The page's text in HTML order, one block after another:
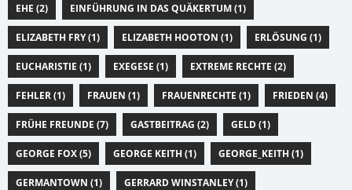
EHE (2) EINFÜHRUNG IN DAS QUÄKERTUM (1)
ELIZABETH FRY (1) ELIZABETH HOOTON (1) ERLÖSUNG (1)
EUCHARISTIE (1) EXEGESE (1) EXTREME RECHTE (2)
FEHLER (1) FRAUEN (1) FRAUENRECHTE (1) FRIEDEN (4)
FRÜHE FREUNDE (7) GASTBEITRAG (2) GELD (1)
GEORGE FOX (5) GEORGE KEITH (1) GEORGE_KEITH (1)
GERMANTOWN (1) GERRARD WINSTANLEY (1)